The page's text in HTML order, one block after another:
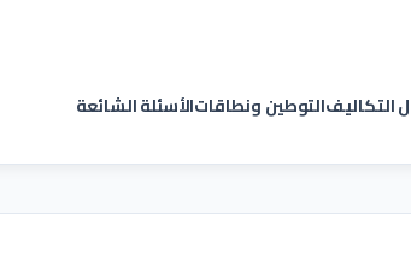
التكاليفالتوطين ونطاقاتالأسئلة الشائعة